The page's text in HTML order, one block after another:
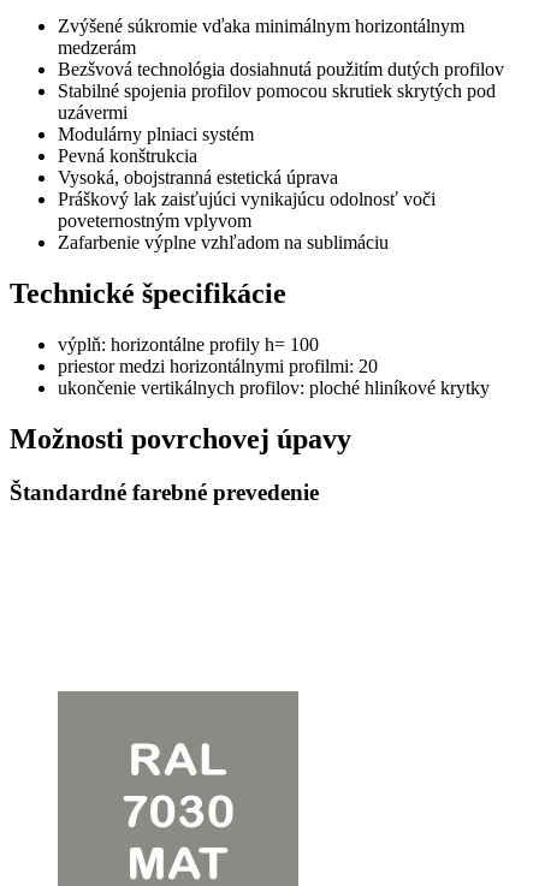
Zvýšené súkromie vďaka minimálnym horizontálnym
medzerám
Bezšvová technológia dosiahnutá použitím dutých profilov
Stabilné spojenia profilov pomocou skrutiek skrytých pod
uzávermi
Modulárny plniaci systém
Pevná konštrukcia
Vysoká, obojstranná estetická úprava
Práškový lak zaisťujúci vynikajúcu odolnosť voči
poveternostným vplyvom
Zafarbenie výplne vzhľadom na sublimáciu
Technické špecifikácie
výplň: horizontálne profily h= 100
priestor medzi horizontálnymi profilmi: 20
ukončenie vertikálnych profilov: ploché hliníkové krytky
Možnosti povrchovej úpavy
Štandardné farebné prevedenie